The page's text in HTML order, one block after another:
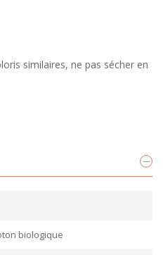
similaires, ne pas sécher en
biologique